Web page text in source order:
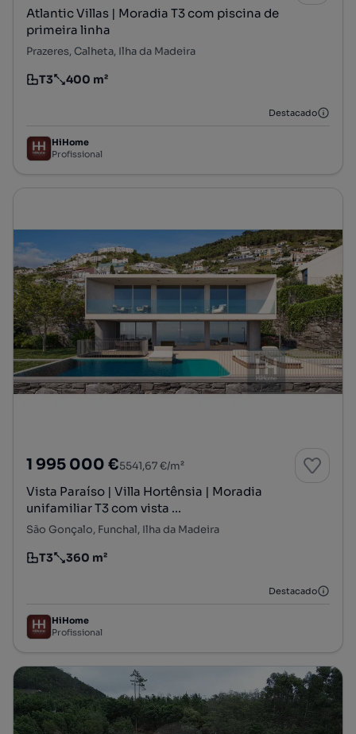
Atlantic Villas | Moradia T3 com piscina de
primeira linha
Prazeres, Calheta, Ilha da Madeira
Tipologia
T3
Preço por metro quadrado
400 m²
Destacado
HiHome
Profissional
1 995 000 €5541,67 €/m²
Vista Paraíso | Villa Hortênsia | Moradia
unifamiliar T3 com vista ...
São Gonçalo, Funchal, Ilha da Madeira
Tipologia
T3
Preço por metro quadrado
360 m²
Destacado
HiHome
Profissional